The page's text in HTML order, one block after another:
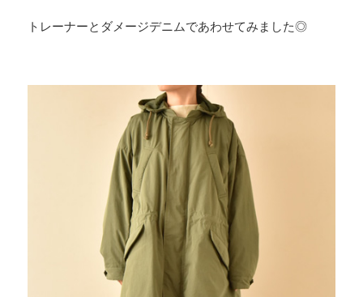
トレーナーとダメージデニムであわせてみました◎